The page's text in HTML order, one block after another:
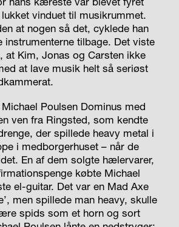
vinduet til musikrummet.
at nogen så det, cyklede han
instrumenterne tilbage. Det viste
at Kim, Jonas og Carsten ikke
at lave musik helt så seriøst
Poulsen Dominus med
ven fra Ringsted, som kendte
der spillede heavy metal i
i medborgerhuset – når de
En af dem solgte hælervarer,
købte Michael
el-guitar. Det var en Mad Axe
men spillede man heavy, skulle
spids som et horn og sort